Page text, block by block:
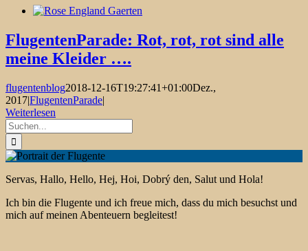
FlugentenParade: Rot, rot, rot sind alle
meine Kleider ….
flugentenblog2018-12-16T19:27:41+01:00Dez.,
2017|FlugentenParade|
Weiterlesen
Suche
nach:
Servas, Hallo, Hello, Hej, Hoi, Dobrý den, Salut und Hola!
Ich bin die Flugente und ich freue mich, dass du mich besuchst und
mich auf meinen Abenteuern begleitest!